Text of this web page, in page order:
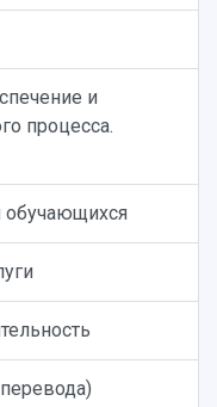
и
процесса.